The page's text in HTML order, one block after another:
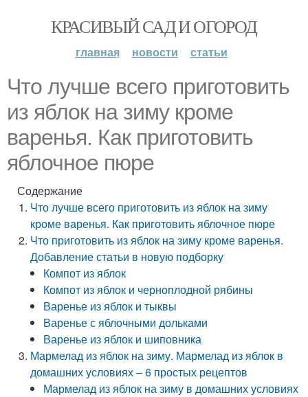
КРАСИВЫЙ САД И ОГОРОД
главная новости статьи
Что лучше всего приготовить
из яблок на зиму кроме
варенья. Как приготовить
яблочное пюре
Содержание
Что лучше всего приготовить из яблок на зиму
кроме варенья. Как приготовить яблочное пюре
Что приготовить из яблок на зиму кроме варенья.
Добавление статьи в новую подборку
Компот из яблок
Компот из яблок и черноплодной рябины
Варенье из яблок и тыквы
Варенье с яблочными дольками
Варенье из яблок и шиповника
Мармелад из яблок на зиму. Мармелад из яблок в
домашних условиях – 6 простых рецептов
Мармелад из яблок на зиму в домашних условиях